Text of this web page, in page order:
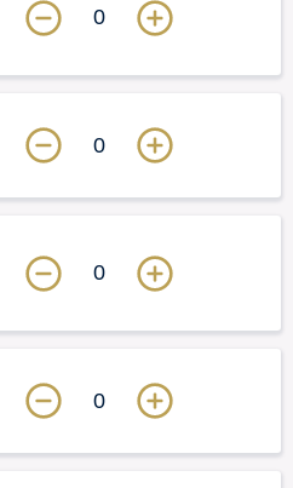
0
0
0
0